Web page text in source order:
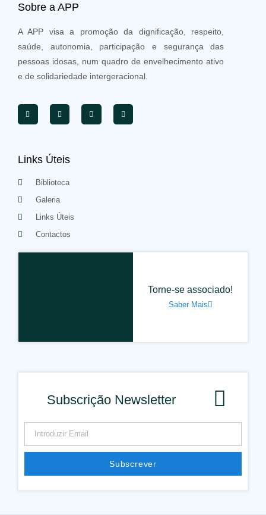
Sobre a APP
A APP visa a promoção da dignificação, respeito,
saúde, autonomia, participação e segurança das
pessoas idosas, num quadro de envelhecimento ativo
e de solidariedade intergeracional.
Links Úteis
Biblioteca
Galeria
Links Úteis
Contactos
Torne-se associado!
Saber Mais
Subscrição Newsletter
Subscrever